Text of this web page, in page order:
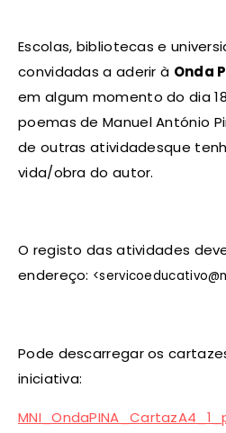
Escolas, bibliotecas e
convidadas a aderir à Onda
em algum momento do dia
poemas de Manuel António
de outras atividadesque
vida/obra do autor.
O registo das atividades
endereço:
Pode descarregar os
iniciativa: